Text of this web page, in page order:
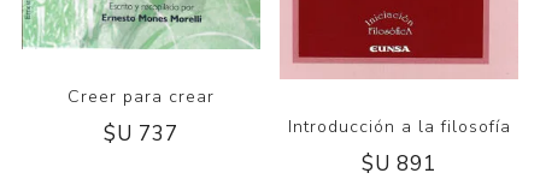
Creer para crear
$U 737 Introducción a la filosofía
$U 891